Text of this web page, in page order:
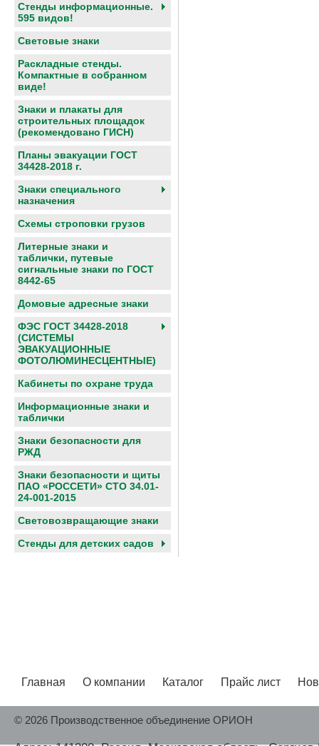
Стенды информационные.
595 видов!
Световые знаки
Раскладные стенды.
Компактные в собранном
виде!
Знаки и плакаты для
строительных площадок
(рекомендовано ГИСН)
Планы эвакуации ГОСТ
34428-2018 г.
Знаки специального
назначения
Схемы строповки грузов
Литерные знаки и
таблички, путевые
сигнальные знаки по ГОСТ
8442-65
Домовые адресные знаки
ФЭС ГОСТ 34428-2018
(СИСТЕМЫ
ЭВАКУАЦИОННЫЕ
ФОТОЛЮМИНЕСЦЕНТНЫЕ)
Кабинеты по охране труда
Информационные знаки и
таблички
Знаки безопасности для
РЖД
Знаки безопасности и щиты
ПАО «РОССЕТИ» СТО 34.01-
24-001-2015
Световозвращающие знаки
Cтенды для детских садов
Главная О компании Каталог Прайс лист
© 2026 Производственное объединение ОРИОН